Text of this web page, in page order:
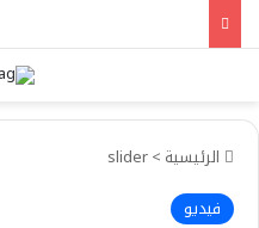
الرئيسية >
slider
فيديو